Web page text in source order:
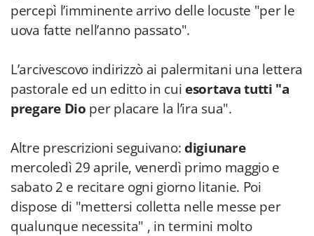
percepì l’imminente arrivo delle locuste "per le
uova fatte nell’anno passato".
L’arcivescovo indirizzò ai palermitani una lettera
pastorale ed un editto in cui esortava tutti "a
pregare Dio per placare la l’ira sua".
Altre prescrizioni seguivano:digiunare
mercoledì 29 aprile, venerdì primo maggio e
sabato 2 e recitare ogni giorno litanie. Poi
dispose di "mettersi colletta nelle messe per
qualunque necessita" , in termini molto